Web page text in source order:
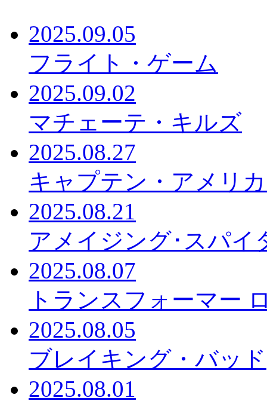
2025.09.05
フライト・ゲーム
2025.09.02
マチェーテ・キルズ
2025.08.27
キャプテン・アメリ
2025.08.21
アメイジング･スパイ
2025.08.07
トランスフォーマー
2025.08.05
ブレイキング・バッド
2025.08.01